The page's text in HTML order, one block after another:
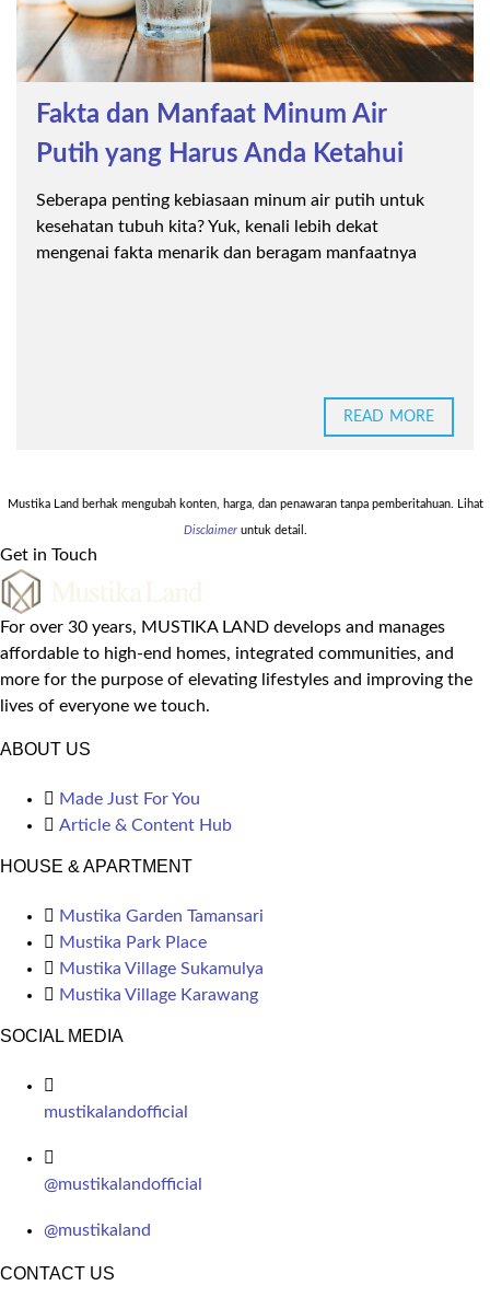
Fakta dan Manfaat Minum Air
Putih yang Harus Anda Ketahui
Seberapa penting kebiasaan minum air putih untuk
kesehatan tubuh kita? Yuk, kenali lebih dekat
mengenai fakta menarik dan beragam manfaatnya
READ MORE
Mustika Land berhak mengubah konten, harga, dan penawaran tanpa pemberitahuan. Lihat
Disclaimeruntuk detail.
Get in Touch
For over 30 years, MUSTIKA LAND develops and manages
affordable to high-end homes, integrated communities, and
more for the purpose of elevating lifestyles and improving the
lives of everyone we touch.
ABOUT US
Made Just For You
Article & Content Hub
HOUSE & APARTMENT
Mustika Garden Tamansari
Mustika Park Place
Mustika Village Sukamulya
Mustika Village Karawang
SOCIAL MEDIA
mustikalandofficial
@mustikalandofficial
@mustikaland
CONTACT US